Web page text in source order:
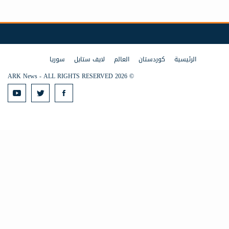
الرئيسية كوردستان العالم لايف ستايل
سوريا
© 2026 ARK News - ALL RIGHTS RESERVED